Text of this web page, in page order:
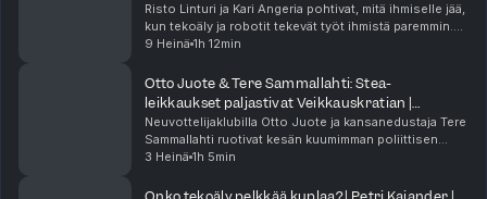
Risto Linturi ja Kari Angeria pohtivat, mitä ihmiselle jää,
kun tekoäly ja robotit tekevät työt ihmistä paremmin.
Keskustelu ammentaa heidän kirjastaan Elämän
9 Heinä 1h 12min
Otto Juote & Tere Sammallahti: Stea-
leikkaukset paljastivat Veikkauskratian |
Neuvottelija 393
Neuvottelijaklubilla Otto Juote ja kansanedustaja Tere
Sammallahti ruotivat kesän kuumimman poliittisen
draaman eli ministeri Wille Rydmanin Stea-leikkaukset
3 Heinä 1h 5min